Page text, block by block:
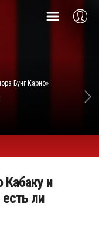
Бунг Карно»
Кабаку и
ли